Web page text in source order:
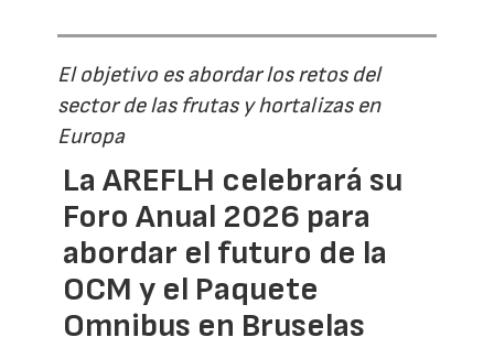
El objetivo es abordar los retos del
sector de las frutas y hortalizas en
Europa
La AREFLH celebrará su
Foro Anual 2026 para
abordar el futuro de la
OCM y el Paquete
Omnibus en Bruselas